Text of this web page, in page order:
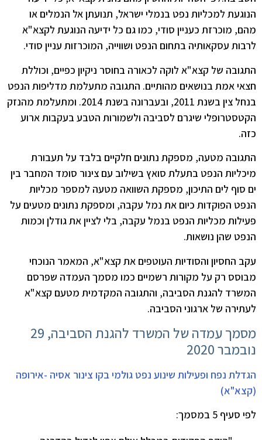
הנוגעת למכליות נפט בנמלי ישראל, תנועתן אל הנמלים או
מהם, מוכרזת כעניין סודי, כמו גם כל ידיעה הנוגעת לקצא"א
לרבות עסקאותיה בתחום הנפט ושווייה, המוכרזות עניין סודי.
התגובה של קצא"א לוקה לכאורה בחוסר ניקיון כפיים, וכוללת
חצאי אמת בנושאים מהותיים. התגובה מתעלמת מדליפות הנפט
בנחל צין בשנת 2011, ובעברונה בשנת 2014. ומתעלמת מהנזק
הקטסטרופלי שיגרם לסביבה ולשמורות הטבע בעקבות ארוע
כזה.
התגובה מטעה, מספקת נתונים חלקיים בלבד על תעבורת
מיכליות הנפט בתעלת סואץ בשילוב עם צינור סומד המחבר בין
ים סוף לים התיכון, מספקת השוואה מטעה למספר מכליות
הנפט הפוקדות כיום את נמל עקבה, ומספקת נתונים מטעים על
פעילות מכליות הנפט בנמל עקבה, בלי לציין את גודלן וכמות
הנפט שהן נושאות.
עקב החסיון והסודיות העוטפים את קצא"א, המאמר הנוכחי
מבוסס רק על מקורות רשמיים כמו מסמך העמדה שפרסם
המשרד להגנת הסביבה, והתגובה המקדמית מטעם קצא"א
לעתירה של ארגוני הסביבה.
מסמך עמדה של המשרד להגנת הסביבה, 29
נובמבר 2020
הגדלת נפח ופעילות שינוע נפט גולמי בקו צינור אסיה -אירופה
(קצא"א)
לפי סעיף 5 במסמך: